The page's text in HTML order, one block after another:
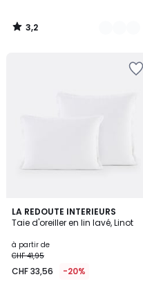
3,2
/
LA REDOUTE INTERIEURS
Taie d'oreiller en lin lavé, Linot
à partir de
CHF 41,95
CHF 33,56 -20%
4,4
/ 5
21
Couleurs